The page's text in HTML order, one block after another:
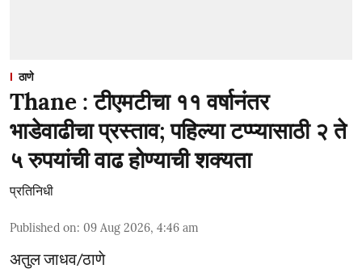
ठाणे
Thane : टीएमटीचा ११ वर्षानंतर
भाडेवाढीचा प्रस्ताव; पहिल्या टप्प्यासाठी २ ते
५ रुपयांची वाढ होण्याची शक्यता
प्रतिनिधी
Published on: 09 Aug 2026, 4:46 am
अतुल जाधव/ठाणे